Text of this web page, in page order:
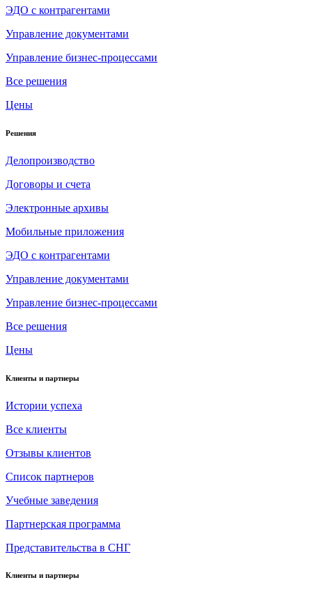
ЭДО с контрагентами
Управление документами
Управление бизнес-процессами
Все решения
Цены
Решения
Делопроизводство
Договоры и счета
Электронные архивы
Мобильные приложения
ЭДО с контрагентами
Управление документами
Управление бизнес-процессами
Все решения
Цены
Клиенты и партнеры
Истории успеха
Все клиенты
Отзывы клиентов
Список партнеров
Учебные заведения
Партнерская программа
Представительства в СНГ
Клиенты и партнеры